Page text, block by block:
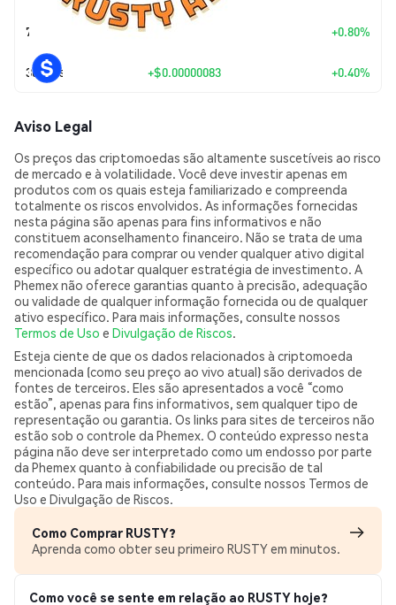
7 Dias $0.00000165 +0.80%
30 Dias +$0.00000083 +0.40%
Aviso Legal
Os preços das criptomoedas são altamente suscetíveis ao risco
de mercado e à volatilidade. Você deve investir apenas em
produtos com os quais esteja familiarizado e compreenda
totalmente os riscos envolvidos. As informações fornecidas
nesta página são apenas para fins informativos e não
constituem aconselhamento financeiro. Não se trata de uma
recomendação para comprar ou vender qualquer ativo digital
específico ou adotar qualquer estratégia de investimento. A
Phemex não oferece garantias quanto à precisão, adequação
ou validade de qualquer informação fornecida ou de qualquer
ativo específico. Para mais informações, consulte nossos
Termos de Uso e Divulgação de Riscos.
Esteja ciente de que os dados relacionados à criptomoeda
mencionada (como seu preço ao vivo atual) são derivados de
fontes de terceiros. Eles são apresentados a você “como
estão”, apenas para fins informativos, sem qualquer tipo de
representação ou garantia. Os links para sites de terceiros não
estão sob o controle da Phemex. O conteúdo expresso nesta
página não deve ser interpretado como um endosso por parte
da Phemex quanto à confiabilidade ou precisão de tal
conteúdo. Para mais informações, consulte nossos Termos de
Uso e Divulgação de Riscos.
Como Comprar RUSTY?
Aprenda como obter seu primeiro RUSTY em minutos.
Como você se sente em relação ao RUSTY hoje?